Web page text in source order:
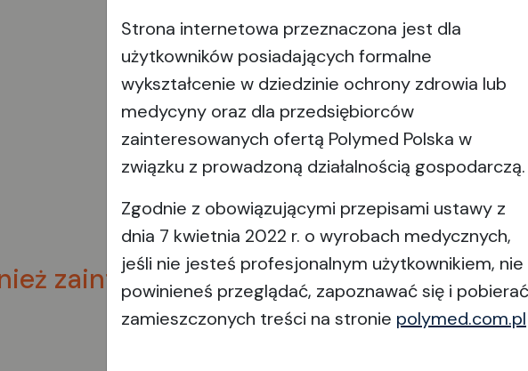
zainteresować
Strona internetowa przeznaczona jest dla
użytkowników posiadających formalne
wykształcenie w dziedzinie ochrony zdrowia lub
medycyny oraz dla przedsiębiorców
zainteresowanych ofertą Polymed Polska w
związku z prowadzoną działalnością gospodarczą.
Zgodnie z obowiązującymi przepisami ustawy z
dnia 7 kwietnia 2022 r. o wyrobach medycznych,
jeśli nie jesteś profesjonalnym użytkownikiem, nie
powinieneś przeglądać, zapoznawać się i pobierać
zamieszczonych treści na stronie polymed.com.pl